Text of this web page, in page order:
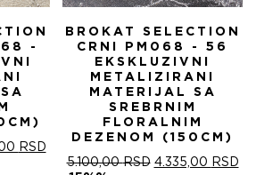
-
RSDТРЕНУТНА
ЦЕНА
BROKAT SELECTION
CRNI PM068 - 56
EKSKLUZIVNI
METALIZIRANI
MATERIJAL SA
SREBRNIM
FLORALNIM
DEZENOM (150CM)
5.100,00RSD ОРИГИНАЛНА
4.335,00 RSD